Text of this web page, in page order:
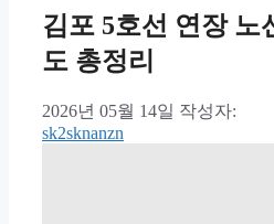
김포 5호선 연장 노
도 총정리
2026년 05월 14일 작성자:
sk2sknanzn